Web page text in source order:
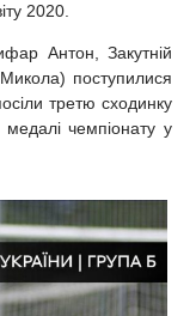
2020.
Антон, Закутній
поступилися
третю сходинку
чемпіонату у